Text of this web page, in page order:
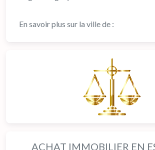
En savoir plus sur la ville de :
ACHAT IMMOBILIER EN